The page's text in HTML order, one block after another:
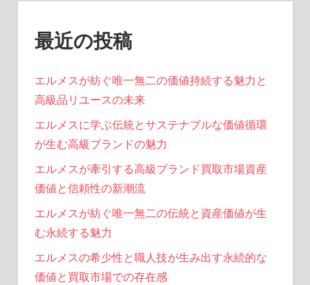
最近の投稿
エルメスが紡ぐ唯一無二の価値持続する魅力と
高級品リユースの未来
エルメスに学ぶ伝統とサステナブルな価値循環
が生む高級ブランドの魅力
エルメスが牽引する高級ブランド買取市場資産
価値と信頼性の新潮流
エルメスが紡ぐ唯一無二の伝統と資産価値が生
む永続する魅力
エルメスの希少性と職人技が生み出す永続的な
価値と買取市場での存在感